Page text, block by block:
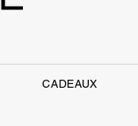
CADEAUX